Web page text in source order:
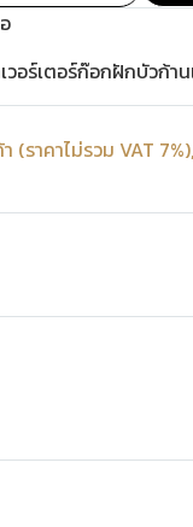
วอร์เตอร์ก๊อกฝักบัวก้า
(ราคาไม่รวม VAT 7%),